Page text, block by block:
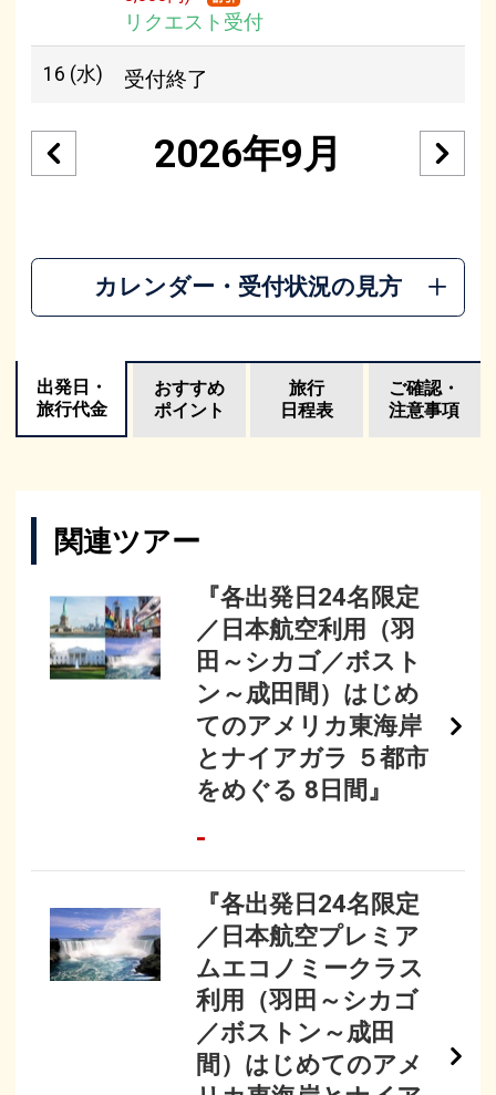
リクエスト受付
16 (水) 受付終了
2026年9月
カレンダー・受付状況の見方
出発日・
旅行代金
おすすめ
ポイント
旅行
日程表
ご確認・
注意事項
関連ツアー
『各出発日24名限定
／日本航空利用（羽
田～シカゴ／ボスト
ン～成田間）はじめ
てのアメリカ東海岸
とナイアガラ ５都市
をめぐる 8日間』
-
『各出発日24名限定
／日本航空プレミア
ムエコノミークラス
利用（羽田～シカゴ
／ボストン～成田
間）はじめてのアメ